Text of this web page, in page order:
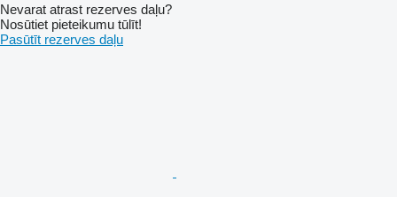
Nevarat atrast rezerves daļu?
Nosūtiet pieteikumu tūlīt!
Pasūtīt rezerves daļu